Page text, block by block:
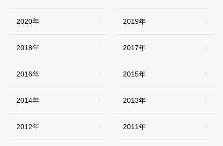
2020年 2019年
2018年 2017年
2016年 2015年
2014年 2013年
2012年 2011年